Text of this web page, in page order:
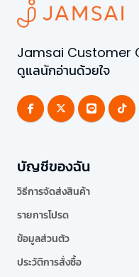
Jamsai Customer
ดูแลนักอ่านด้วยใจ
บัญชีของฉัน
วิธีการจัดส่งสินค้า
รายการโปรด
ข้อมูลส่วนตัว
ประวัติการสั่งซื้อ